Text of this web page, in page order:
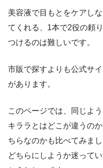
美容液で目もとをケアし
てくれる、1本で2役の頼
つけるのは難しいです。
市販で探すよりも公式サ
があります。
このページでは、同じよ
キララとはどこが違うの
ちらなのかも比べてみま
どちらにしようか迷って